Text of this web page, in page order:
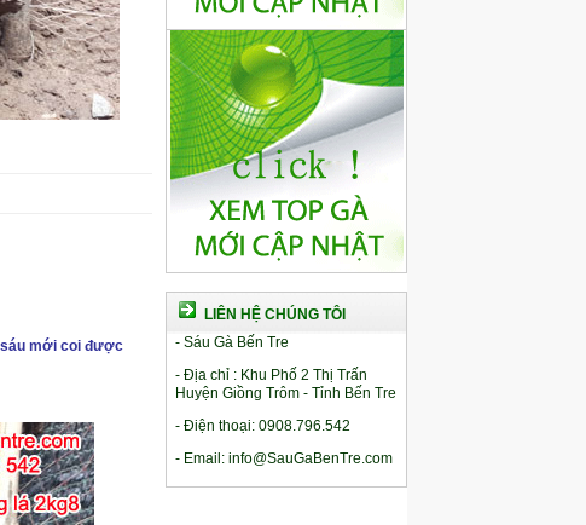
sáu mới coi được
LIÊN HỆ CHÚNG TÔI
- Sáu Gà Bến Tre
- Địa chỉ : Khu Phố 2 Thị Trấn
Huyện Giồng Trôm - Tỉnh Bến Tre
- Điện thoại: 0908.796.542
- Email: info@SauGaBenTre.com